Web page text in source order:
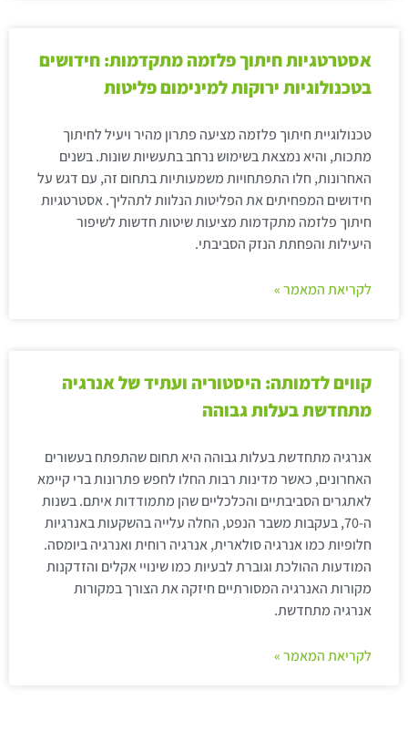
אסטרטגיות חיתוך פלזמה מתקדמות: חידושים
בטכנולוגיות ירוקות למינימום פליטות
טכנולוגיית חיתוך פלזמה מציעה פתרון מהיר ויעיל לחיתוך
מתכות, והיא נמצאת בשימוש נרחב בתעשיות שונות. בשנים
האחרונות, חלו התפתחויות משמעותיות בתחום זה, עם דגש על
חידושים המפחיתים את הפליטות הנלוות לתהליך. אסטרטגיות
חיתוך פלזמה מתקדמות מציעות שיטות חדשות לשיפור
היעילות והפחתת הנזק הסביבתי.
לקריאת המאמר »
קווים לדמותה: היסטוריה ועתיד של אנרגיה
מתחדשת בעלות גבוהה
אנרגיה מתחדשת בעלות גבוהה היא תחום שהתפתח בעשורים
האחרונים, כאשר מדינות רבות החלו לחפש פתרונות ברי קיימא
לאתגרים הסביבתיים והכלכליים שהן מתמודדות איתם. בשנות
ה-70, בעקבות משבר הנפט, החלה עלייה בהשקעות באנרגיות
חלופיות כמו אנרגיה סולארית, אנרגיה רוחית ואנרגיה ביומסה.
המודעות ההולכת וגוברת לבעיות כמו שינויי אקלים והזדקנות
מקורות האנרגיה המסורתיים חיזקה את הצורך במקורות
אנרגיה מתחדשת.
לקריאת המאמר »